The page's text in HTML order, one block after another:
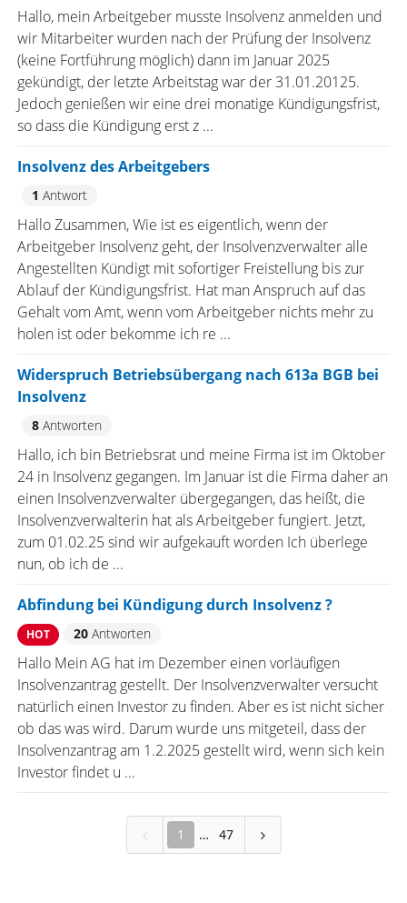
Hallo, mein Arbeitgeber musste Insolvenz anmelden und
wir Mitarbeiter wurden nach der Prüfung der Insolvenz
(keine Fortführung möglich) dann im Januar 2025
gekündigt, der letzte Arbeitstag war der 31.01.20125.
Jedoch genießen wir eine drei monatige Kündigungsfrist,
so dass die Kündigung erst z ...
Insolvenz des Arbeitgebers
1 Antwort
Hallo Zusammen, Wie ist es eigentlich, wenn der
Arbeitgeber Insolvenz geht, der Insolvenzverwalter alle
Angestellten Kündigt mit sofortiger Freistellung bis zur
Ablauf der Kündigungsfrist. Hat man Anspruch auf das
Gehalt vom Amt, wenn vom Arbeitgeber nichts mehr zu
holen ist oder bekomme ich re ...
Widerspruch Betriebsübergang nach 613a BGB bei
Insolvenz
8Antworten
Hallo, ich bin Betriebsrat und meine Firma ist im Oktober
24 in Insolvenz gegangen. Im Januar ist die Firma daher an
einen Insolvenzverwalter übergegangen, das heißt, die
Insolvenzverwalterin hat als Arbeitgeber fungiert. Jetzt,
zum 01.02.25 sind wir aufgekauft worden Ich überlege
nun, ob ich de ...
Abfindung bei Kündigung durch Insolvenz ?
HOT 20Antworten
Hallo Mein AG hat im Dezember einen vorläufigen
Insolvenzantrag gestellt. Der Insolvenzverwalter versucht
natürlich einen Investor zu finden. Aber es ist nicht sicher
ob das was wird. Darum wurde uns mitgeteil, dass der
Insolvenzantrag am 1.2.2025 gestellt wird, wenn sich kein
Investor findet u ...
1 47